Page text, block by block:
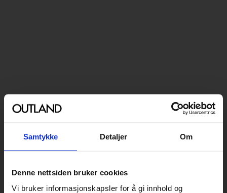
Samtykke Detaljer Om
Denne nettsiden bruker cookies
Vi bruker informasjonskapsler for å gi innhold og